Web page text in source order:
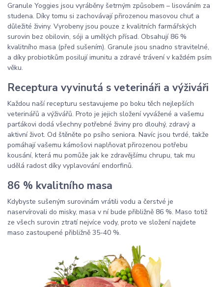
Granule Yoggies jsou vyráběny šetrným způsobem – lisováním za
studena. Díky tomu si zachovávají přirozenou masovou chuť a
důležité živiny. Vyrobeny jsou pouze z kvalitních farmářských
surovin bez obilovin, sóji a umělých přísad. Obsahují 86 %
kvalitního masa (před sušením). Granule jsou snadno stravitelné,
a díky probiotikům posilují imunitu a zdravé trávení v každém psím
věku.
Receptura vyvinutá s veterináři a výživáři
Každou naší recepturu sestavujeme po boku těch nejlepších
veterinářů a výživářů. Proto je jejich složení vyvážené a vašemu
parťákovi dodá všechny potřebné živiny pro dlouhý, zdravý a
aktivní život. Od štěněte po psího seniora. Navíc jsou tvrdé, takže
pomáhají vašemu kámošovi naplňovat přirozenou potřebu
kousání, která mu pomůže jak ke zdravějšímu chrupu, tak mu
udělá radost díky vyplavování endorfinů.
86 % kvalitního masa
Kdybyste sušeným surovinám vrátili vodu a čerstvé je
naservírovali do misky, masa v ní bude přibližně 86 %. Maso totiž
ze všech surovin ztratí nejvíce vody, proto ve složení najdete
maso zastoupené přibližně 35-40 %.